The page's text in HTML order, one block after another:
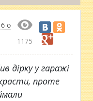
о
1175
дірку у гаражі
проте